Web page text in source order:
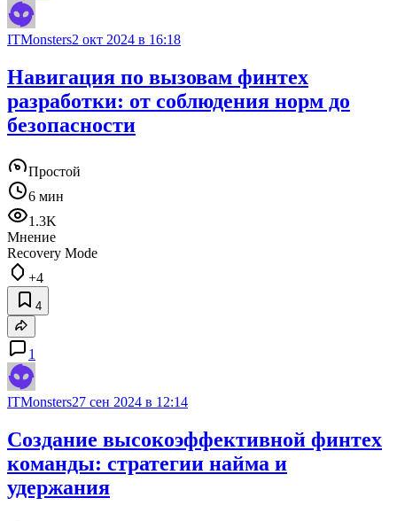
ITMonsters2 окт 2024 в 16:18
Навигация по вызовам финтех
разработки: от соблюдения норм до
безопасности
Простой
6 мин
1.3K
Мнение
Recovery Mode
+4
4
1
ITMonsters27 сен 2024 в 12:14
Создание высокоэффективной финтех
команды: стратегии найма и
удержания